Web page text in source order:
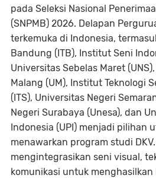
pada Seleksi Nasional
(SNPMB) 2026. Delapan
terkemuka di Indonesia,
Bandung (ITB), Institut Seni
Universitas Sebelas Maret
Malang (UM), Institut Teknologi
(ITS), Universitas Negeri
Negeri Surabaya (Unesa), dan
Indonesia (UPI) menjadi pilihan
menawarkan program studi
mengintegrasikan seni visual,
komunikasi untuk